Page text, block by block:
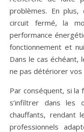
problèmes. En
circuit fermé, la
performance
fonctionnement et
Dans le cas échéant,
ne pas détériorer vos
Par conséquent, si la
s’infiltrer dans les
chauffants, rendant
professionnels